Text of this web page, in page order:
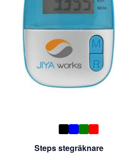
Steps stegräknare